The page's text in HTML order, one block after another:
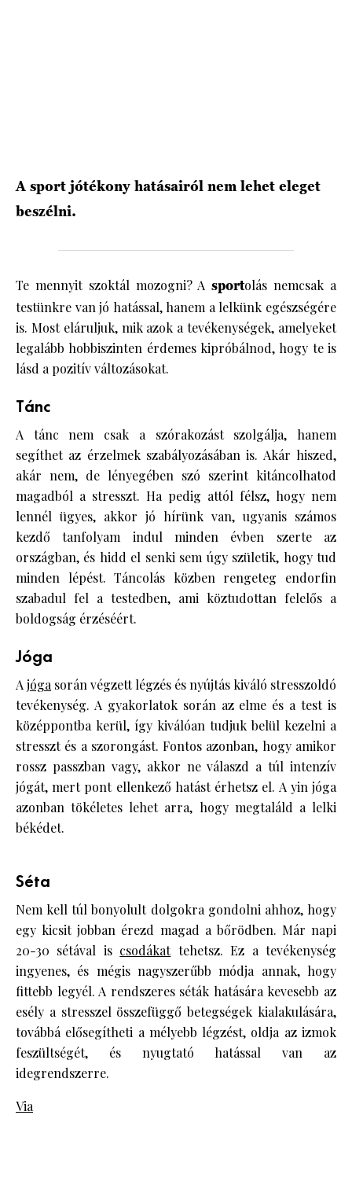
A sport jótékony hatásairól nem lehet eleget
beszélni.
Te mennyit szoktál mozogni? Asportolás nemcsak a
testünkre van jó hatással, hanem a lelkünk egészségére
is. Most eláruljuk, mik azok a tevékenységek, amelyeket
legalább hobbiszinten érdemes kipróbálnod, hogy te is
lásd a pozitív változásokat.
Tánc
A tánc nem csak a szórakozást szolgálja, hanem
segíthet az érzelmek szabályozásában is. Akár hiszed,
akár nem, de lényegében szó szerint kitáncolhatod
magadból a stresszt. Ha pedig attól félsz, hogy nem
lennél ügyes, akkor jó hírünk van, ugyanis számos
kezdő tanfolyam indul minden évben szerte az
országban, és hidd el senki sem úgy születik, hogy tud
minden lépést. Táncolás közben rengeteg endorfin
szabadul fel a testedben, ami köztudottan felelős a
boldogság érzéséért.
Jóga
Ajógasorán végzett légzés és nyújtás kiváló stresszoldó
tevékenység. A gyakorlatok során az elme és a test is
középpontba kerül, így kiválóan tudjuk belül kezelni a
stresszt és a szorongást. Fontos azonban, hogy amikor
rossz passzban vagy, akkor ne válaszd a túl intenzív
jógát, mert pont ellenkező hatást érhetsz el. A yin jóga
azonban tökéletes lehet arra, hogy megtaláld a lelki
békédet.
Séta
Nem kell túl bonyolult dolgokra gondolni ahhoz, hogy
egy kicsit jobban érezd magad a bőrödben. Már napi
20-30 sétával is csodákattehetsz. Ez a tevékenység
ingyenes, és mégis nagyszerűbb módja annak, hogy
fittebb legyél. A rendszeres séták hatására kevesebb az
esély a stresszel összefüggő betegségek kialakulására,
továbbá elősegítheti a mélyebb légzést, oldja az izmok
feszültségét, és nyugtató hatással van az
idegrendszerre.
Via